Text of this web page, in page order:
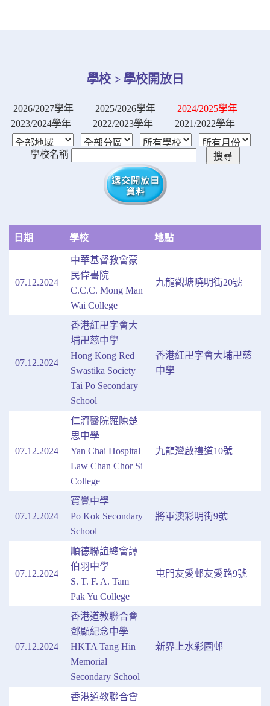
學校 > 學校開放日
2026/2027學年 2025/2026學年
2024/2025學年
2023/2024學年
2022/2023學年 2021/2022學年
學校名稱
日期 學校 地點
07.12.2024
中華基督教會蒙
民偉書院
C.C.C. Mong Man
Wai College
九龍觀塘曉明街20號
07.12.2024
香港紅卍字會大
埔卍慈中學
Hong Kong Red
Swastika Society
Tai Po Secondary
School
香港紅卍字會大埔卍慈
中學
07.12.2024
仁濟醫院羅陳楚
思中學
Yan Chai Hospital
Law Chan Chor Si
College
九龍灣啟禮道10號
07.12.2024
寶覺中學
Po Kok Secondary
School
將軍澳彩明街9號
07.12.2024
順德聯誼總會譚
伯羽中學
S. T. F. A. Tam
Pak Yu College
屯門友愛邨友愛路9號
07.12.2024
香港道教聯合會
鄧顯紀念中學
HKTA Tang Hin
Memorial
Secondary School
新界上水彩園邨
香港道教聯合會